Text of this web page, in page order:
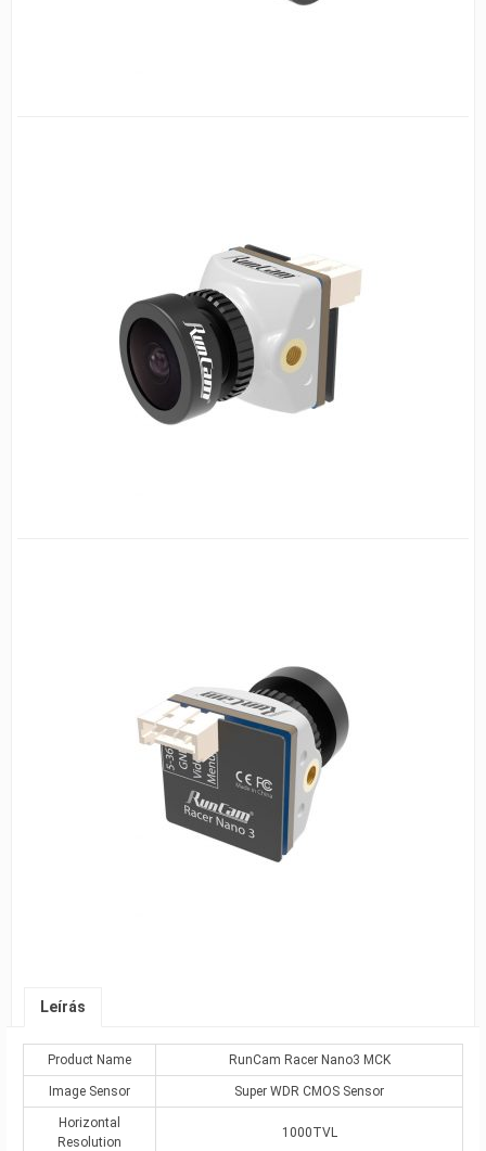
Leírás
Product Name RunCam Racer Nano3 MCK
Image Sensor Super WDR CMOS Sensor
Horizontal
Resolution
1000TVL